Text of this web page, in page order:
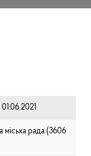
міська рада (⁨3606